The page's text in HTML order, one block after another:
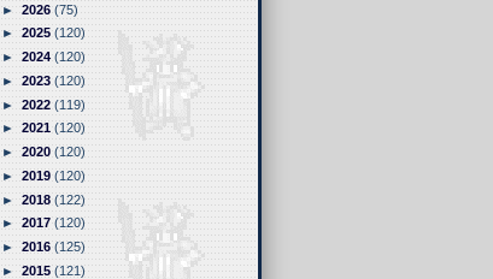
►2026(75)
►2025(120)
►2024(120)
►2023(120)
►2022(119)
►2021(120)
►2020(120)
►2019(120)
►2018(122)
►2017(120)
►2016(125)
►2015(121)